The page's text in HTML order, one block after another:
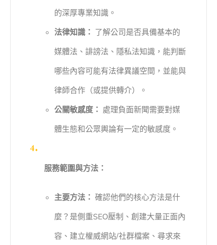
的深厚專業知識。
法律知識： 了解公司是否具備基本的
媒體法、誹謗法、隱私法知識，能判斷
哪些內容可能有法律異議空間，並能與
律師合作（或提供轉介）。
公關敏感度： 處理負面新聞需要對媒
體生態和公眾輿論有一定的敏感度。
服務範圍與方法：
主要方法： 確認他們的核心方法是什
麼？是側重SEO壓制、創建大量正面內
容、建立權威網站/社群檔案、尋求來